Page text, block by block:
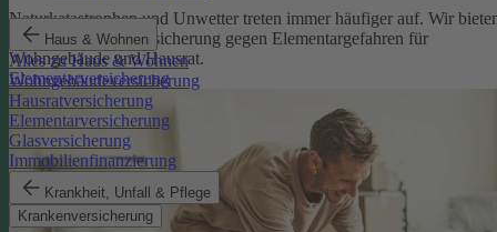
Haus & Wohnen
Alles zu Haus & Wohnen
Wohngebäudeversicherung
Hausratversicherung
Elementarversicherung
Glasversicherung
Immobilienfinanzierung
Krankheit, Unfall & Pflege
Krankenversicherung
Naturkatastrophen und Unwetter treten immer häufiger auf. Wir
eine zuverlässige Absicherung gegen Elementargefahren für
Wohngebäude und Hausrat.
Elementarversicherung